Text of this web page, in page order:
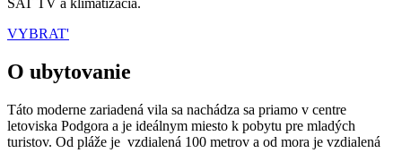
SAT TV a klimatizácia.
VYBRAT'
O ubytovanie
Táto moderne zariadená vila sa nachádza sa priamo v centre
letoviska Podgora a je ideálnym miesto k pobytu pre mladých
turistov. Od pláže je vzdialená 100 metrov a od mora je vzdialená